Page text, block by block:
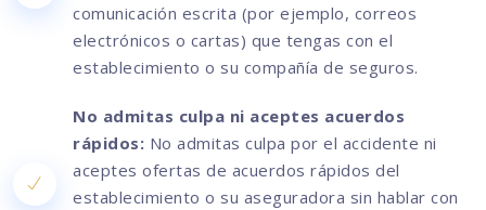
comunicación escrita (por ejemplo, correos
electrónicos o cartas) que tengas con el
establecimiento o su compañía de seguros.
No admitas culpa ni aceptes acuerdos
rápidos: No admitas culpa por el accidente ni
aceptes ofertas de acuerdos rápidos del
establecimiento o su aseguradora sin hablar con